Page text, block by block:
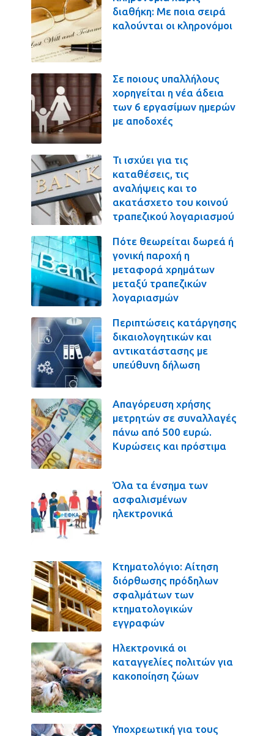
διαθήκη: Με ποια σειρά
καλούνται οι κληρονόμοι
Σε ποιους υπαλλήλους
χορηγείται η νέα άδεια
των 6 εργασίμων ημερών
με αποδοχές
Τι ισχύει για τις
καταθέσεις, τις
αναλήψεις και το
ακατάσχετο του κοινού
τραπεζικού λογαριασμού
Πότε θεωρείται δωρεά ή
γονική παροχή η
μεταφορά χρημάτων
μεταξύ τραπεζικών
λογαριασμών
Περιπτώσεις κατάργησης
δικαιολογητικών και
αντικατάστασης με
υπεύθυνη δήλωση
Απαγόρευση χρήσης
μετρητών σε συναλλαγές
πάνω από 500 ευρώ.
Κυρώσεις και πρόστιμα
Όλα τα ένσημα των
ασφαλισμένων
ηλεκτρονικά
Κτηματολόγιο: Αίτηση
διόρθωσης πρόδηλων
σφαλμάτων των
κτηματολογικών
εγγραφών
Ηλεκτρονικά οι
καταγγελίες πολιτών για
κακοποίηση ζώων
Υποχρεωτική για τους